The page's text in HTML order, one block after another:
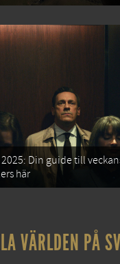
2025: Din guide till
här
VÄRLDEN PÅ